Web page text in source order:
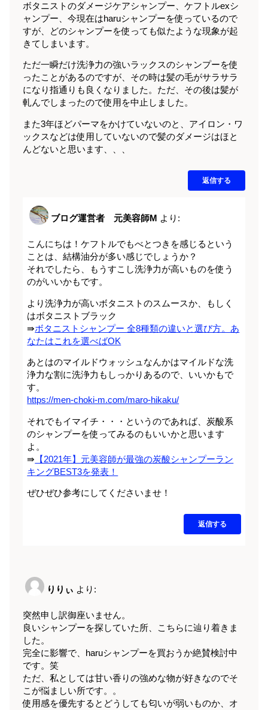
ボタニストのダメージケアシャンプー、ケフトルexシ
ャンプー、今現在はharuシャンプーを使っているので
すが、どのシャンプーを使っても似たような現象が起
きてしまいます。
ただ一瞬だけ洗浄力の強いラックスのシャンプーを使
ったことがあるのですが、その時は髪の毛がサラサラ
になり指通りも良くなりました。ただ、その後は髪が
軋んでしまったので使用を中止しました。
また3年ほどパーマをかけていないのと、アイロン・ワ
ックスなどは使用していないので髪のダメージはほと
んどないと思います、、、
返信する
ブログ運営者 元美容師M より:
こんにちは！ケフトルでもべとつきを感じるという
ことは、結構油分が多い感じでしょうか？
それでしたら、もうすこし洗浄力が高いものを使う
のがいいかもです。
より洗浄力が高いボタニストのスムースか、もしく
はボタニストブラック
⇛ボタニストシャンプー 全8種類の違いと選び方。あ
なたはこれを選べばOK
あとはのマイルドウォッシュなんかはマイルドな洗
浄力な割に洗浄力もしっかりあるので、いいかもで
す。
https://men-choki-m.com/maro-hikaku/
それでもイマイチ・・・というのであれば、炭酸系
のシャンプーを使ってみるのもいいかと思います
よ。
⇛ 【2021年】元美容師が最強の炭酸シャンプーラン
キングBEST3を発表！
ぜひぜひ参考にしてくださいませ！
返信する
りりぃ より:
突然申し訳御座いません。
良いシャンプーを探していた所、こちらに辿り着きま
した。
完全に影響で、haruシャンプーを買おうか絶賛検討中
です。笑
ただ、私としては甘い香りの強めな物が好きなのでそ
こが悩ましい所です。。
使用感を優先するとどうしても匂いが弱いものか、オ